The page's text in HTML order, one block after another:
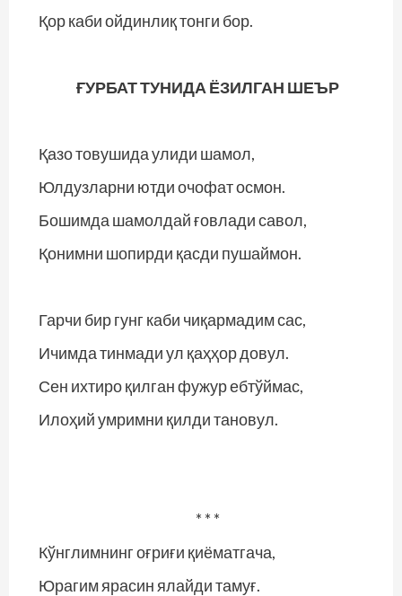
Қор каби ойдинлиқ тонги бор.
ҒУРБАТ ТУНИДА ЁЗИЛГАН ШЕЪР
Қазо товушида улиди шамол,
Юлдузларни ютди очофат осмон.
Бошимда шамолдай ғовлади савол,
Қонимни шопирди қасди пушаймон.
Гарчи бир гунг каби чиқармадим сас,
Ичимда тинмади ул қаҳҳор довул.
Сен ихтиро қилган фужур ебтўймас,
Илоҳий умримни қилди тановул.
* * *
Кўнглимнинг оғриғи қиёматгача,
Юрагим ярасин ялайди тамуғ.